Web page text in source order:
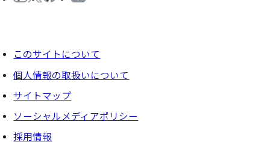
このサイトについて
個⼈情報の取扱いについて
サイトマップ
ソーシャルメディアポリシー
採⽤情報